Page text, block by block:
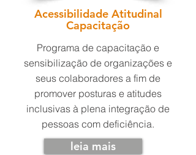
Acessibilidade Atitudinal
Capacitação
Programa de capacitação e
sensibilização de organizações e
seus colaboradores a fim de
promover posturas e atitudes
inclusivas à plena integração de
pessoas com deficiência.
leia mais